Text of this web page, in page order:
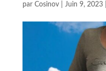
par Cosinov| Juin 9, 2023|